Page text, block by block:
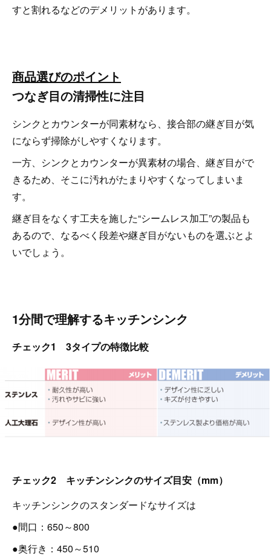
すと割れるなどのデメリットがあります。
商品選びのポイント
つなぎ目の清掃性に注目
シンクとカウンターが同素材なら、接合部の継ぎ目が気
にならず掃除がしやすくなります。
一方、シンクとカウンターが異素材の場合、継ぎ目がで
きるため、そこに汚れがたまりやすくなってしまいま
す。
継ぎ目をなくす工夫を施した“シームレス加工”の製品も
あるので、なるべく段差や継ぎ目がないものを選ぶとよ
いでしょう。
1分間で理解するキッチンシンク
チェック1 3タイプの特徴比較
チェック2 キッチンシンクのサイズ目安（mm）
キッチンシンクのスタンダードなサイズは
●間口：650～800
●奥行き：450～510